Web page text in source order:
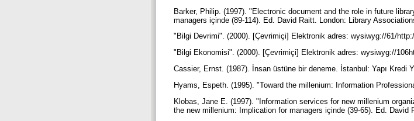
Barker, Philip. (1997). "Electronic document and the role in future
managers içinde (89-114). Ed. David Raitt. London: Library
"Bilgi Devrimi". (2000). [Çevrimiçi] Elektronik adres: wysiwyg://61/
"Bilgi Ekonomisi". (2000). [Çevrimiçi] Elektronik adres: wysiwyg://
Cassier, Ernst. (1987). İnsan üstüne bir deneme. İstanbul: Yapı Kredi
Hyams, Espeth. (1995). "Toward the millenium: Information
Klobas, Jane E. (1997). "Information services for new millenium
the new millenium: Implication for managers içinde (39-65). Ed. David